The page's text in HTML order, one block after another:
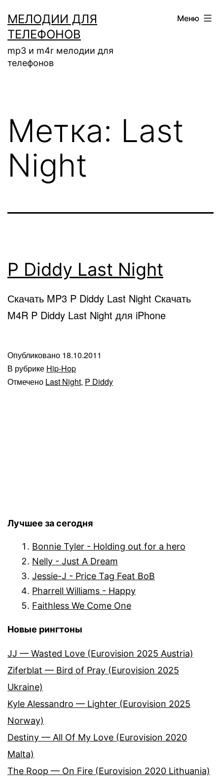
содержимому
МЕЛОДИИ ДЛЯ
ТЕЛЕФОНОВ
mp3 и m4r мелодии для
телефонов
Меню
Метка: Last
Night
P Diddy Last Night
Скачать MP3 P Diddy Last Night Скачать
M4R P Diddy Last Night для iPhone
Опубликовано 18.10.2011
В рубрике Hip-Hop
Отмечено Last Night, P Diddy
Лучшее за сегодня
Bonnie Tyler - Holding out for a hero
Nelly - Just A Dream
Jessie-J - Price Tag Feat BoB
Pharrell Williams - Happy
Faithless We Come One
Новые рингтоны
JJ — Wasted Love (Eurovision 2025 Austria)
Ziferblat — Bird of Pray (Eurovision 2025
Ukraine)
Kyle Alessandro — Lighter (Eurovision 2025
Norway)
Destiny — All Of My Love (Eurovision 2020
Malta)
The Roop — On Fire (Eurovision 2020 Lithuania)